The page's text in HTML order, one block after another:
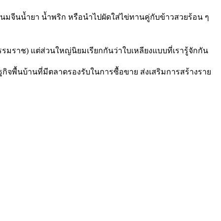
นมจีนน้ำยา น้ำพริก หรือนำไปผัดใส่ไข่ทานคู่กับข้าวสวยร้อน ๆ
มราช) แต่ส่วนใหญ่นิยมเรียกกันว่าใบเหลียงแบบที่เรารู้จักกัน
จพื้นบ้านที่มีตลาดรองรับในการซื้อขาย ส่งเสริมการสร้างราย